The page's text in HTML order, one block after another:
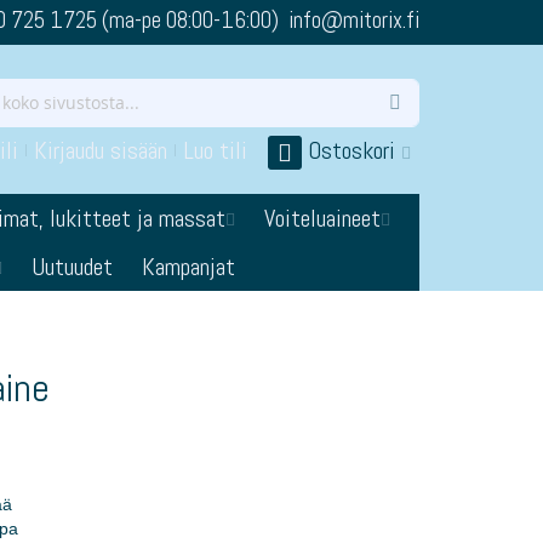
725 1725 (ma-pe 08:00-16:00) info@mitorix.fi
Ostoskori
Kirjaudu sisään Luo tili
lukitteet ja massat
Voiteluaineet
Uutuudet
Kampanjat